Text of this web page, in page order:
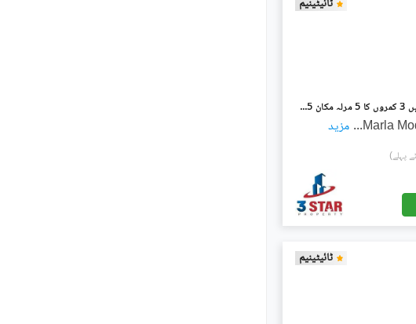
ٹائیٹینیم
رائل آرچرڈ ملتان پبلک سکول روڈ,ملتان میں 3 کمروں کا 5 مرلہ مکان 1.95 کروڑ میں برائے فروخت۔
... مزید
ٹائیٹینیم